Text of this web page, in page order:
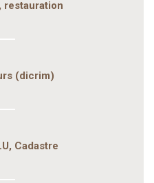
restauration
(dicrim)
Cadastre